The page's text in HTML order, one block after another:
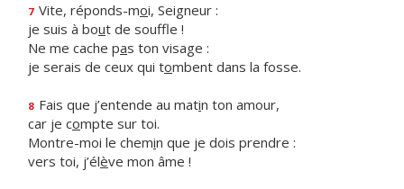
7 Vite, réponds-moi, Seigneur :
je suis à bout de souffle !
Ne me cache pas ton visage :
je serais de ceux qui tombent dans la fosse.
8 Fais que j’entende au matin ton amour,
car je compte sur toi.
Montre-moi le chemin que je dois prendre :
vers toi, j’élève mon âme !